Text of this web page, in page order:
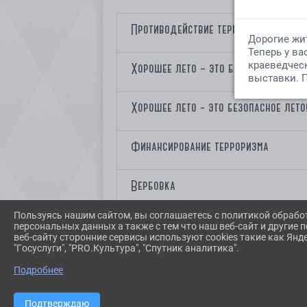
Противодействие терроризму и
Хорошее лето – это безопасное
Хорошее лето - это безопасное лето!
Финансирование терроризма
Вербовка
План по противодействию
Пользуясь нашим сайтом, вы соглашаетесь с политикой
персональных данных а также с тем что наш веб-сайт и другие
веб-сайту сторонние сервисы используют cookies такие как
"Госуслуги", "PRO.Культура", "Спутник аналитика".
Подробнее
Подтверждаю